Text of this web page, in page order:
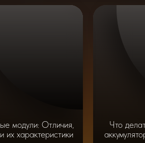
Что
модули: Отличия,
их характеристики